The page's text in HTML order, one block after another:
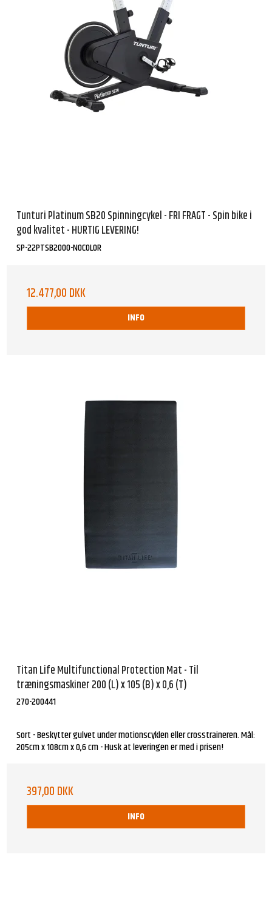
Tunturi Platinum SB20 Spinningcykel - FRI FRAGT - Spin bike i
god kvalitet - HURTIG LEVERING!
SP-22PTSB2000-NOCOLOR
12.477,00 DKK
INFO
Titan Life Multifunctional Protection Mat - Til
træningsmaskiner 200 (L) x 105 (B) x 0,6 (T)
270-200441
Sort - Beskytter gulvet under motionscyklen eller crosstraineren. Mål:
205cm x 108cm x 0,6 cm - Husk at leveringen er med i prisen!
397,00 DKK
INFO